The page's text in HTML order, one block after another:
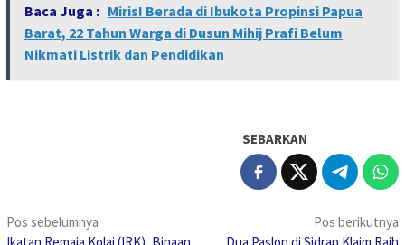
Baca Juga : Miris! Berada di Ibukota Propinsi Papua
Barat, 22 Tahun Warga di Dusun Mihij Prafi Belum
Nikmati Listrik dan Pendidikan
SEBARKAN
Navigasi
Pos sebelumnya
Ikatan Remaja Kolai (IRK), Binaan
Pos berikutnya
Dua Paslon di Sidrap Klaim Raih